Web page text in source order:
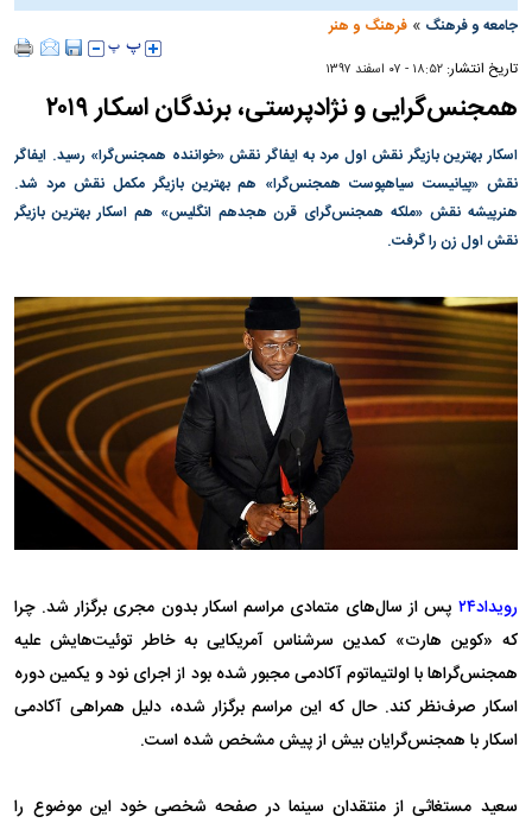
جامعه و فرهنگ »فرهنگ و هنر
تاریخ انتشار:۱۸:۵۲ - ۰۷ اسفند ۱۳۹۷
همجنس‌گرایی و نژادپرستی، برندگان اسکار ۲۰۱۹
اسکار بهترین بازیگر نقش اول مرد به ایفاگر نقش «خواننده همجنس‌گرا» رسید. ایفاگر
نقش «پیانیست سیاهپوست همجنس‌گرا» هم بهترین بازیگر مکمل نقش مرد شد.
هنرپیشه نقش «ملکه همجنس‌گرای قرن هجدهم انگلیس» هم اسکار بهترین بازیگر
نقش اول زن را گرفت.
رویداد۲۴
پس از سال‌های متمادی مراسم اسکار بدون مجری برگزار شد. چرا
که «کوین هارت» کمدین سرشناس آمریکایی به خاطر توئیت‌هایش علیه
همجنس‌گراها با اولتیماتوم آکادمی مجبور شده بود از اجرای نود و یکمین دوره
اسکار صرف‌نظر کند. حال که این مراسم برگزار شده، دلیل همراهی آکادمی
اسکار با همجنس‌گرایان بیش از پیش مشخص شده است.
سعید مستغاثی از منتقدان سینما در صفحه شخصی خود این موضوع را